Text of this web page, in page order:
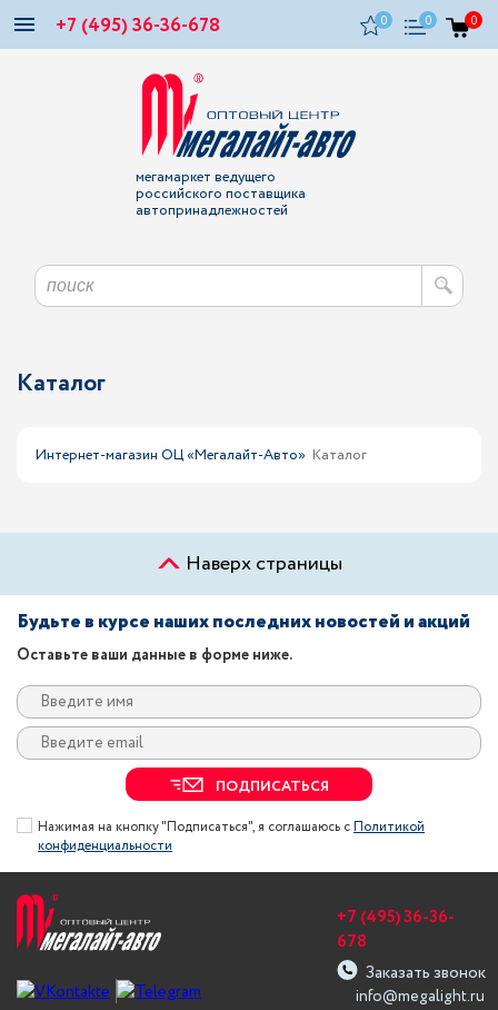
+7 (495) 36-36-678 0 0 0
мегамаркет ведущего
российского поставщика
автопринадлежностей
Каталог
Интернет-магазин ОЦ «Мегалайт-Авто» Каталог
Наверх страницы
Будьте в курсе наших последних новостей и акций
Оставьте ваши данные в форме ниже.
ПОДПИСАТЬСЯ
Нажимая на кнопку "Подписаться", я соглашаюсь сПолитикой
конфиденциальности
info@megalight.ru
+7 (495) 36-36-
678
Заказать звонок